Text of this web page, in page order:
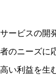
ービスの開
のニーズに
い利益を生